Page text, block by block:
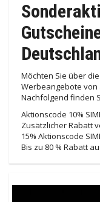
Möchten Sie über
Werbeangebote von
Nachfolgend finden
Aktionscode 10%
Zusätzlicher Rabatt
15% Aktionscode
Bis zu 80 % Rabatt